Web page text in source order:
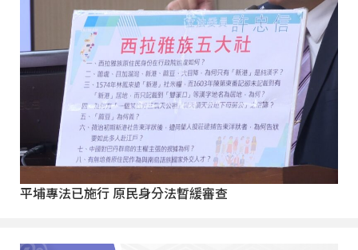
平埔專法已施行 原民身分法暫緩審查